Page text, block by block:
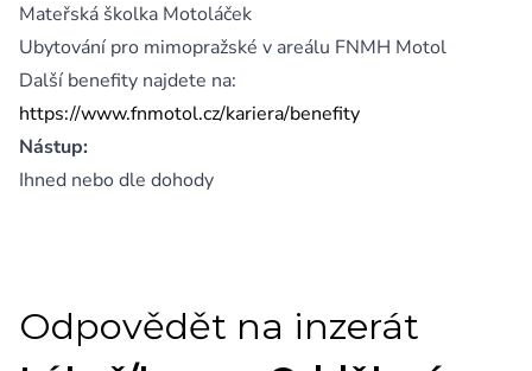
Mateřská školka Motoláček
Ubytování pro mimopražské v areálu FNMH Motol
Další benefity najdete na:
https://www.fnmotol.cz/kariera/benefity
Nástup:
Ihned nebo dle dohody